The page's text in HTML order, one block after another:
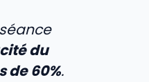
du
de 60%.